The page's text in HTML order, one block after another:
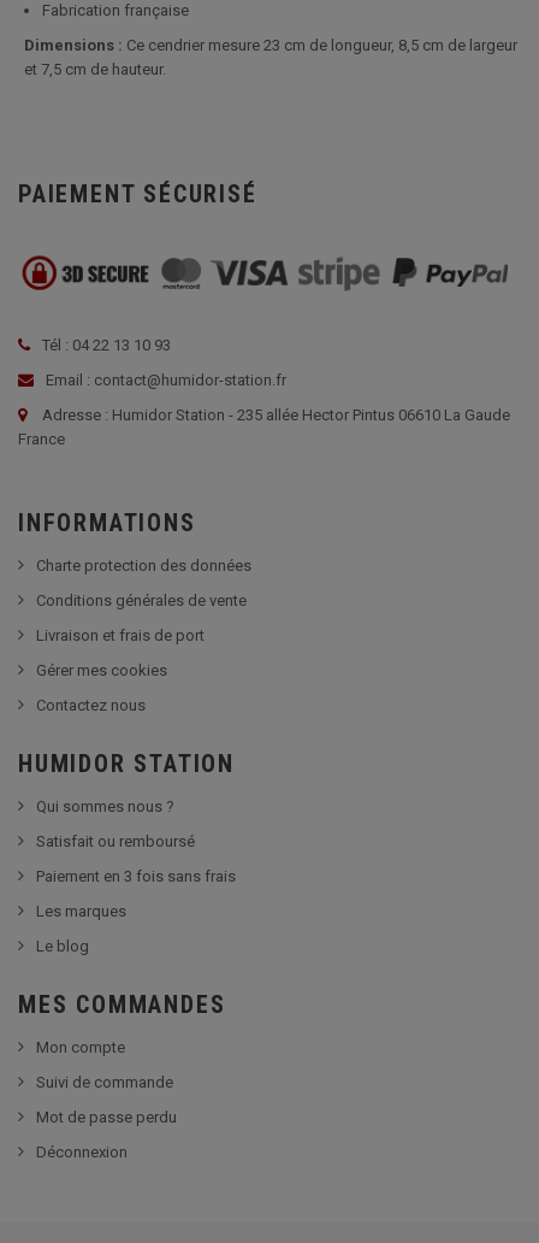
Fabrication française
Dimensions : Ce cendrier mesure 23 cm de longueur, 8,5 cm de largeur
et 7,5 cm de hauteur.
PAIEMENT SÉCURISÉ
Tél : 04 22 13 10 93
Email : contact@humidor-station.fr
Adresse : Humidor Station - 235 allée Hector Pintus 06610 La Gaude
France
INFORMATIONS
Charte protection des données
Conditions générales de vente
Livraison et frais de port
Gérer mes cookies
Contactez nous
HUMIDOR STATION
Qui sommes nous ?
Satisfait ou remboursé
Paiement en 3 fois sans frais
Les marques
Le blog
MES COMMANDES
Mon compte
Suivi de commande
Mot de passe perdu
Déconnexion